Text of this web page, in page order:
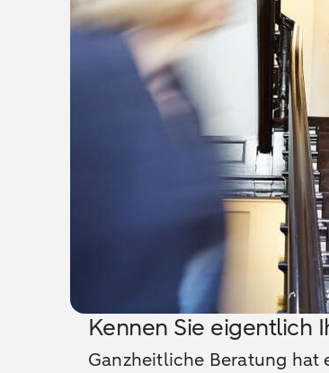
Kennen Sie eigentlich
Ganzheitliche Beratung hat